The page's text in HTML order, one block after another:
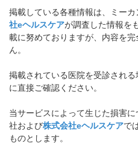
掲載している各種情報は、ミー
社eヘルスケアが調査した情報を
載に努めておりますが、内容を
ん。
掲載されている医院を受診され
に直接ご確認ください。
当サービスによって生じた損害
社および株式会社eヘルスケアで
ものとします。